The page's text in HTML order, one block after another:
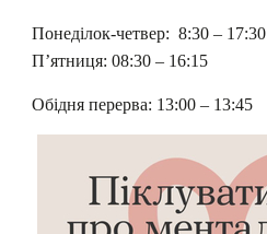
Понеділок-четвер: 8:30 – 17:30
П’ятниця: 08:30 – 16:15
Обідня перерва: 13:00 – 13:45